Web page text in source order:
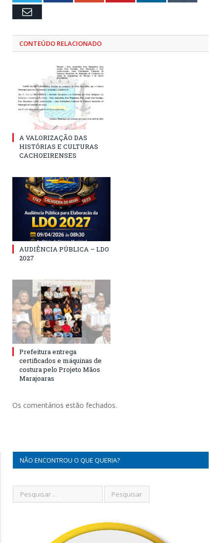
Email
CONTEÚDO RELACIONADO
A VALORIZAÇÃO DAS
HISTÓRIAS E CULTURAS
CACHOEIRENSES
AUDIÊNCIA PÚBLICA – LDO
2027
Prefeitura entrega
certificados e máquinas de
costura pelo Projeto Mãos
Marajoaras
Os comentários estão fechados.
NÃO ENCONTROU O QUE QUERIA?